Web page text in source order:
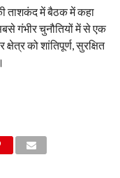
ताशकंद में बैठक में कहा
गंभीर चुनौतियों में से एक
को शांतिपूर्ण, सुरक्षित